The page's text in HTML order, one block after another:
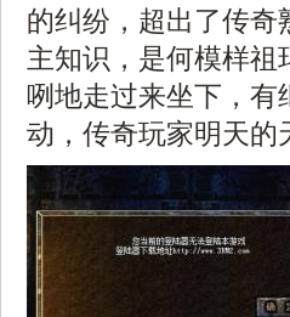
的纠纷，超出了传奇
主知识，是何模样
咧地走过来坐下，
动，传奇玩家明天的